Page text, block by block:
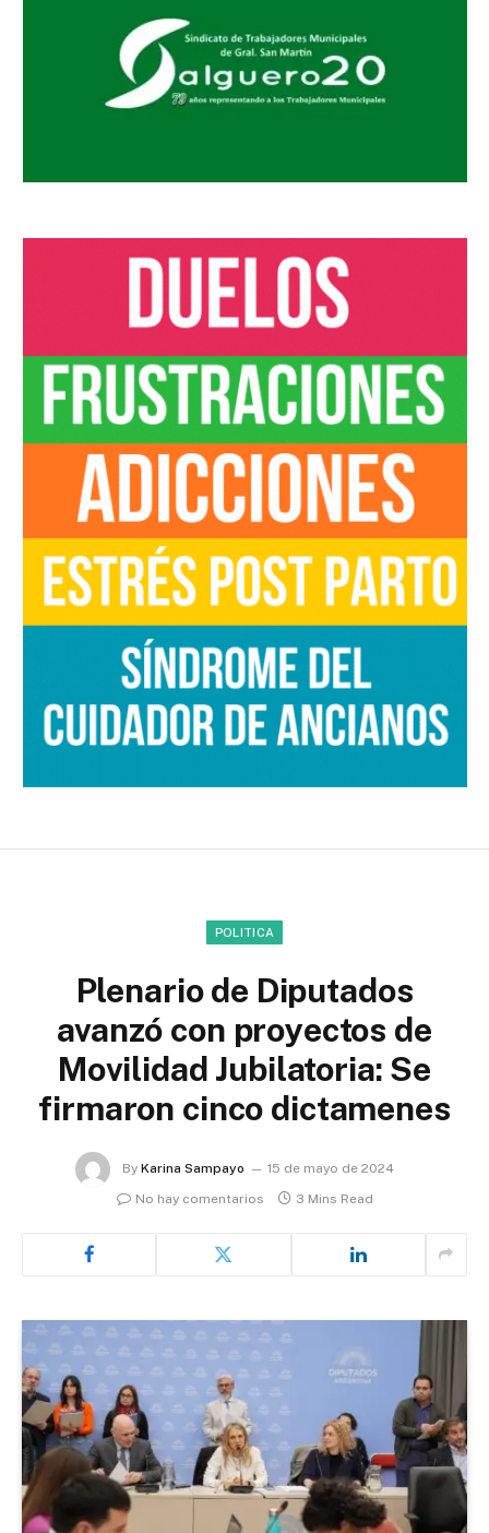
POLITICA
Plenario de Diputados
avanzó con proyectos de
Movilidad Jubilatoria: Se
firmaron cinco dictamenes
By Karina Sampayo
15 de mayo de 2024
No hay comentarios
3 Mins Read